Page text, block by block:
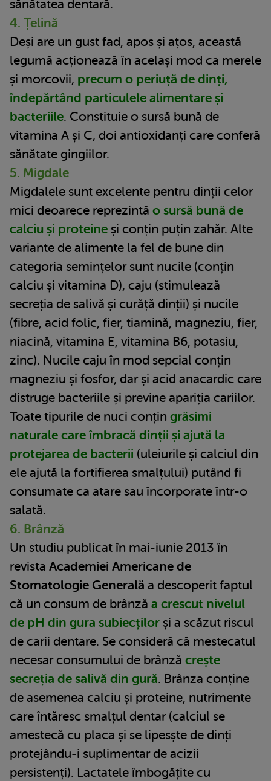
sănătatea dentară.
4. Țelină
Deși are un gust fad, apos și ațos, această
legumă acționează în același mod ca merele
și morcovii, precum o periuță de dinți,
îndepărtând particulele alimentare și
bacteriile. Constituie o sursă bună de
vitamina A și C, doi antioxidanți care conferă
sănătate gingiilor.
5. Migdale
Migdalele sunt excelente pentru dinții celor
mici deoarece reprezintă o sursă bună de
calciu și proteine și conțin puțin zahăr. Alte
variante de alimente la fel de bune din
categoria semințelor sunt nucile (conțin
calciu și vitamina D), caju (stimulează
secreția de salivă și curăță dinții) și nucile
(fibre, acid folic, fier, tiamină, magneziu, fier,
niacină, vitamina E, vitamina B6, potasiu,
zinc). Nucile caju în mod sepcial conțin
magneziu și fosfor, dar și acid anacardic care
distruge bacteriile și previne apariția cariilor.
Toate tipurile de nuci conțin grăsimi
naturale care îmbracă dinții și ajută la
protejarea de bacterii (uleiurile și calciul din
ele ajută la fortifierea smalțului) putând fi
consumate ca atare sau încorporate într-o
salată.
6. Brânză
Un studiu publicat în mai-iunie 2013 în
revista Academiei Americane de
Stomatologie Generală a descoperit faptul
că un consum de brânză a crescut nivelul
de pH din gura subiecților și a scăzut riscul
de carii dentare. Se consideră că mestecatul
necesar consumului de brânză crește
secreția de salivă din gură. Brânza conține
de asemenea calciu și proteine, nutrimente
care întăresc smalțul dentar (calciul se
amestecă cu placa și se lipesște de dinți
protejându-i suplimentar de acizii
persistenți). Lactatele îmbogățite cu